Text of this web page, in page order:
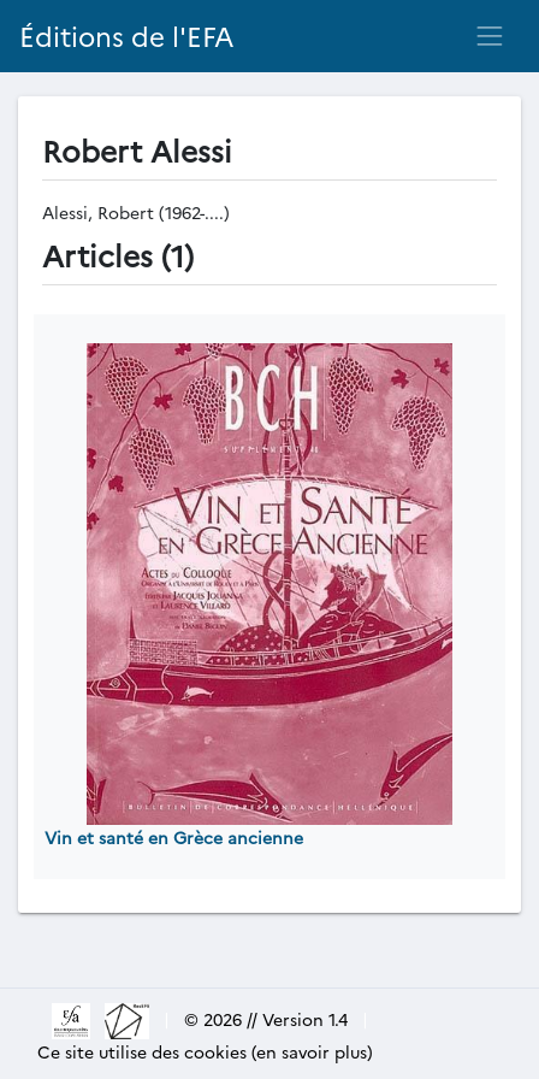
Éditions de l'EFA
Robert Alessi
Alessi, Robert (1962-....)
Articles (1)
Vin et santé en Grèce ancienne
© 2026 // Version 1.4
Ce site utilise des cookies (en savoir plus)